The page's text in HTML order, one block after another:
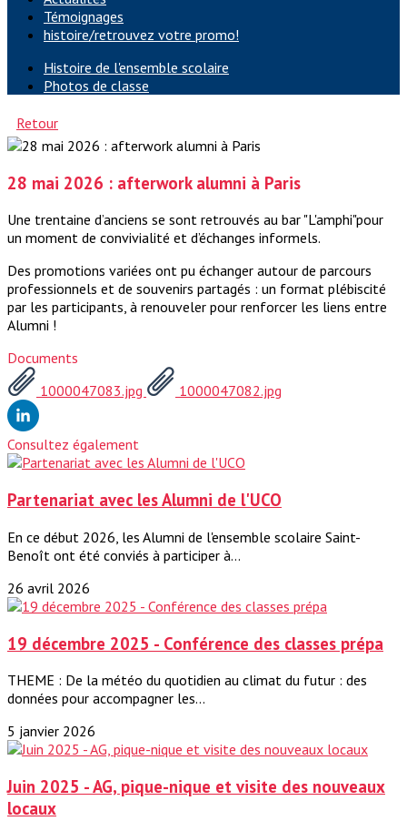
Témoignages
histoire/retrouvez votre promo!
Histoire de l'ensemble scolaire
Photos de classe
Retour
28 mai 2026 : afterwork alumni à Paris
Une trentaine d’anciens se sont retrouvés au bar "L'amphi"pour
un moment de convivialité et d’échanges informels.
Des promotions variées ont pu échanger autour de parcours
professionnels et de souvenirs partagés : un format plébiscité
par les participants, à renouveler pour renforcer les liens entre
Alumni !
Documents
1000047083.jpg
1000047082.jpg
Consultez également
Partenariat avec les Alumni de l'UCO
En ce début 2026, les Alumni de l'ensemble scolaire Saint-
Benoît ont été conviés à participer à...
26 avril 2026
19 décembre 2025 - Conférence des classes prépa
THEME : De la météo du quotidien au climat du futur : des
données pour accompagner les...
5 janvier 2026
Juin 2025 - AG, pique-nique et visite des nouveaux
locaux